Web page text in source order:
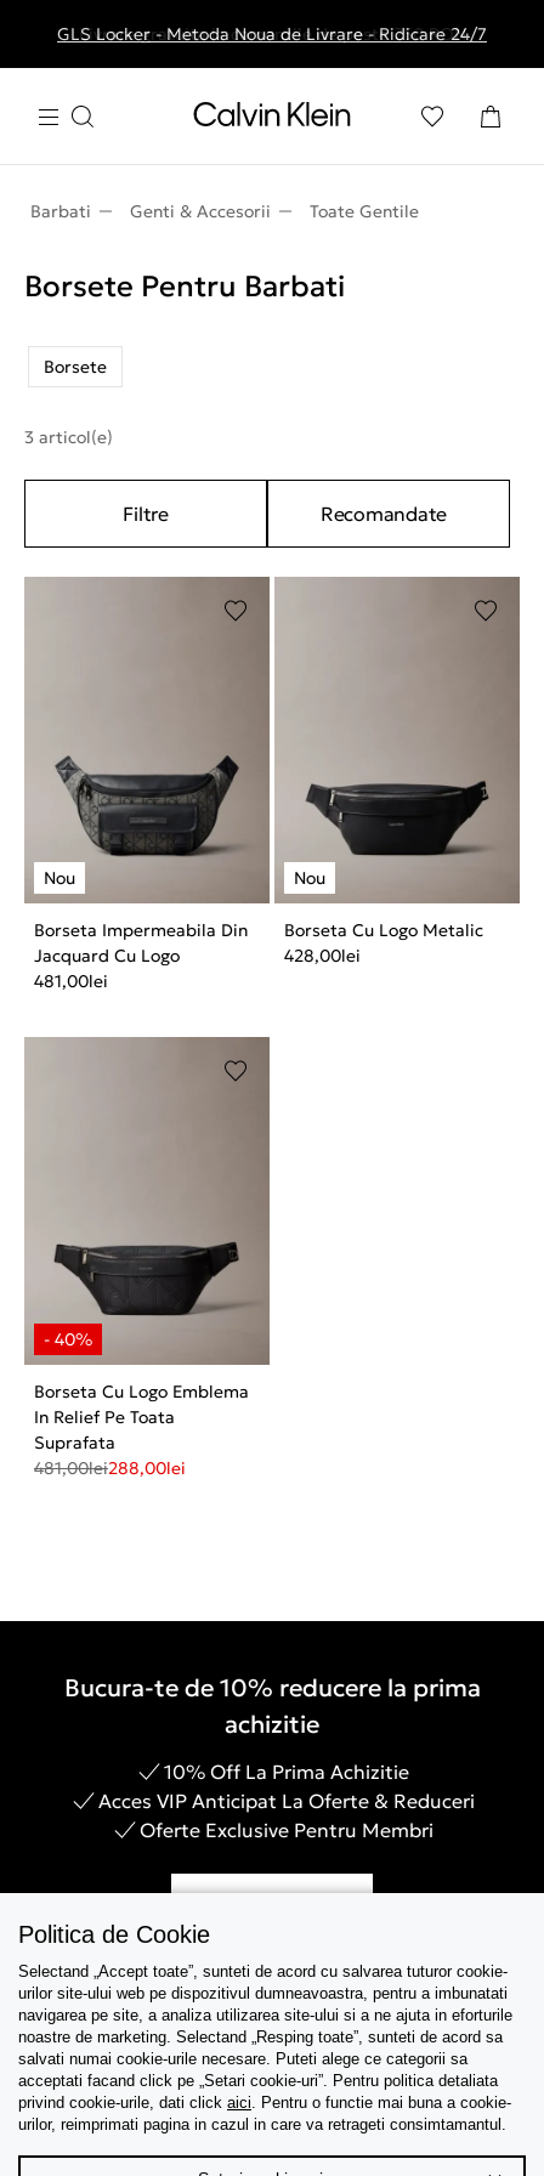
Livrare gratuita la comenzile de peste 250 RON
GLS Locker - Metoda Noua de Livrare - Ridicare 24/7
Barbati Genti & Accesorii Toate Gentile
Borsete Pentru Barbati
Borsete
3 articol(e)
Filtre Recomandate
Borseta Impermeabila Din
Jacquard Cu Logo
481,00lei
Borseta Cu Logo Metalic
428,00lei
Borseta Cu Logo Emblema
In Relief Pe Toata
Suprafata
481,00lei288,00lei
Bucura-te de 10% reducere la prima
achizitie
10% Off La Prima Achizitie
Acces VIP Anticipat La Oferte & Reduceri
Oferte Exclusive Pentru Membri
Asistenta
Colectii
Tips & Guides
Politica de Cookie
Selectand „Accept toate”, sunteti de acord cu salvarea tuturor cookie-
urilor site-ului web pe dispozitivul dumneavoastra, pentru a imbunatati
navigarea pe site, a analiza utilizarea site-ului si a ne ajuta in eforturile
noastre de marketing. Selectand „Resping toate”, sunteti de acord sa
salvati numai cookie-urile necesare. Puteti alege ce categorii sa
acceptati facand click pe „Setari cookie-uri”. Pentru politica detaliata
privind cookie-urile, dati click aici. Pentru o functie mai buna a cookie-
urilor, reimprimati pagina in cazul in care va retrageti consimtamantul.